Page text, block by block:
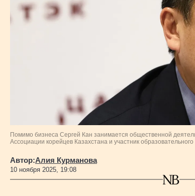
Технологии
Исследования
Life & Arts
Помимо бизнеса Сергей Кан занимается общественной
Ассоциации корейцев Казахстана и участник
Автор:Алия Курманова
10 ноября 2025, 19:08